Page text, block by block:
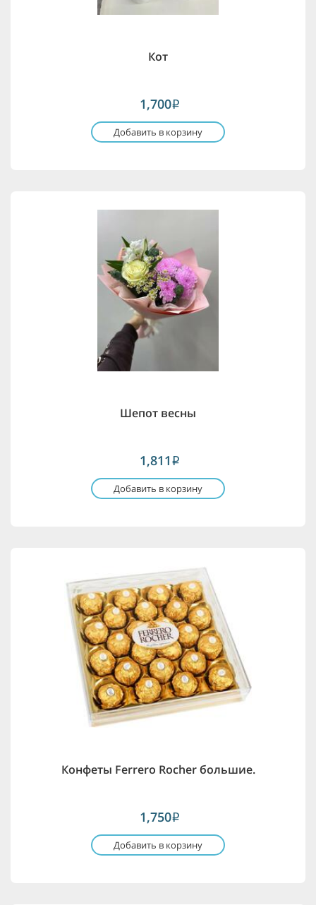
Кот
1,700i
Добавить в корзину
Шепот весны
1,811 i
Добавить в корзину
Конфеты Ferrero Rocher большие.
1,750i
Добавить в корзину